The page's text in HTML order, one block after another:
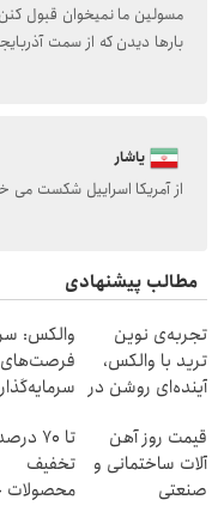
مسولین ما نمیخوان قبول
بارها دیدن که از سمت
یاشار
از آمریکا اسراییل شکست می
مطالب پیشنهادی
تجربه‌ی نوین
ترید با والکس،
آینده‌ای روشن در
والکس:
فرصت‌های
قیمت روز آهن
آلات ساختمانی و
صنعتی
تا 70
تخفیف
محصولات